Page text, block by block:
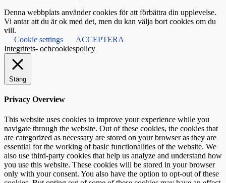
Denna webbplats använder cookies för att förbättra din upplevelse.
Vi antar att du är ok med det, men du kan välja bort cookies om du
vill.
Cookie settings
ACCEPTERA
Integritets- ochcookiespolicy
Stäng
Privacy Overview
This website uses cookies to improve your experience while you
navigate through the website. Out of these cookies, the cookies that
are categorized as necessary are stored on your browser as they are
essential for the working of basic functionalities of the website. We
also use third-party cookies that help us analyze and understand how
you use this website. These cookies will be stored in your browser
only with your consent. You also have the option to opt-out of these